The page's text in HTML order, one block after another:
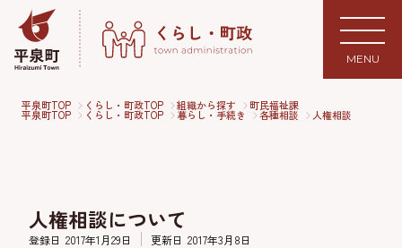
MENU
平泉町TOP くらし・町政TOP 組織から探す 町民福祉課
平泉町TOP くらし・町政TOP 暮らし・手続き 各種相談 人権相談
人権相談について
登録日 2017年1月29日 更新日 2017年3月8日